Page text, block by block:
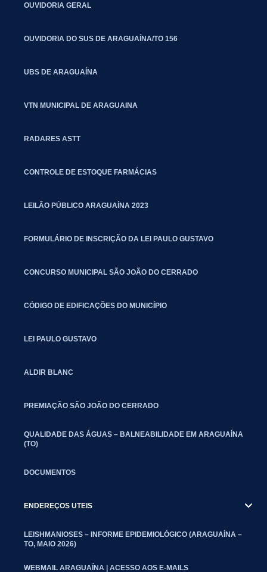
OUVIDORIA GERAL
OUVIDORIA DO SUS DE ARAGUAÍNA/TO 156
UBS DE ARAGUAÍNA
VTN MUNICIPAL DE ARAGUAINA
RADARES ASTT
CONTROLE DE ESTOQUE FARMÁCIAS
LEILÃO PÚBLICO ARAGUAÍNA 2023
FORMULÁRIO DE INSCRIÇÃO DA LEI PAULO GUSTAVO
CONCURSO MUNICIPAL SÃO JOÃO DO CERRADO
CÓDIGO DE EDIFICAÇÕES DO MUNICÍPIO
LEI PAULO GUSTAVO
ALDIR BLANC
PREMIAÇÃO SÃO JOÃO DO CERRADO
QUALIDADE DAS ÁGUAS – BALNEABILIDADE EM ARAGUAÍNA
(TO)
DOCUMENTOS
ENDEREÇOS UTEIS
LEISHMANIOSES – INFORME EPIDEMIOLÓGICO (ARAGUAÍNA –
TO, MAIO 2026)
WEBMAIL ARAGUAÍNA | ACESSO AOS E-MAILS